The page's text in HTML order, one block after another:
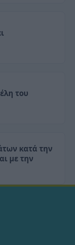
του
κατά την
με την